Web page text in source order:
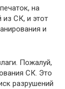
на
СК, и этот
и
Пожалуй,
СК. Это
разрушений